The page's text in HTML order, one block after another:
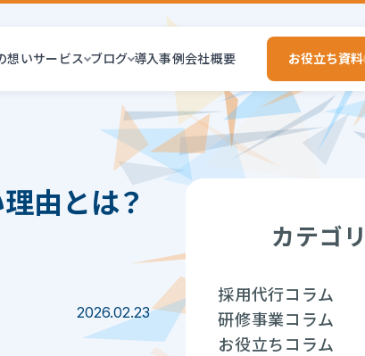
想いサービス ブログ 導入事例会社概要 お役立ち資料
由とは？
2026.02.23
カテゴリ
採用代行コラム
研修事業コラム
お役立ちコラム